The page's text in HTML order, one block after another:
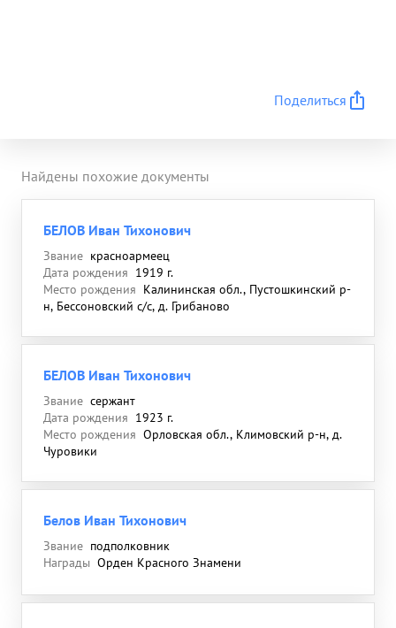
Поделиться
Найдены похожие документы
БЕЛОВ Иван Тихонович
Звание красноармеец
Дата рождения 1919 г.
Место рождения Калининская обл., Пустошкинский р-
н, Бессоновский с/с, д. Грибаново
БЕЛОВ Иван Тихонович
Звание сержант
Дата рождения 1923 г.
Место рождения Орловская обл., Климовский р-н, д.
Чуровики
Белов Иван Тихонович
Звание подполковник
Награды Орден Красного Знамени